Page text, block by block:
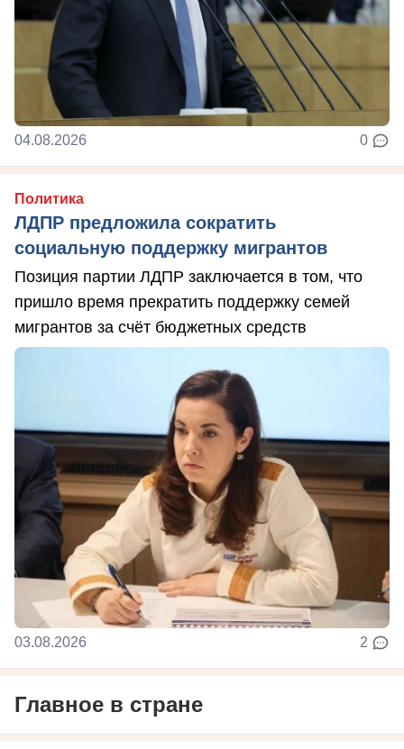
04.08.2026 0
Политика
ЛДПР предложила сократить
социальную поддержку мигрантов
Позиция партии ЛДПР заключается в том, что
пришло время прекратить поддержку семей
мигрантов за счёт бюджетных средств
03.08.2026 2
Главное в стране